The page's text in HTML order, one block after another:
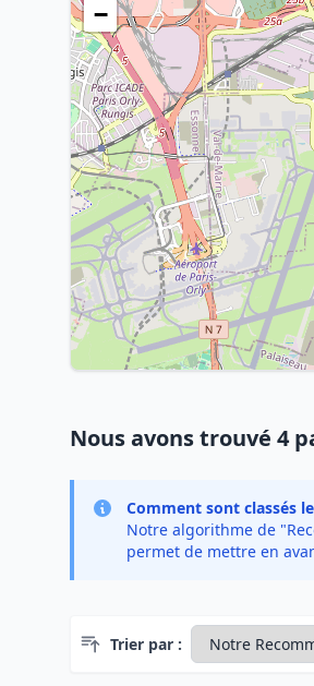
−
Nous avons trouvé 4
Comment sont classés
Notre algorithme de
permet de mettre en
Trier par :